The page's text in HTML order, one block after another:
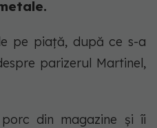
pe piață, după ce s-a
parizerul Martinel,
din magazine și îi